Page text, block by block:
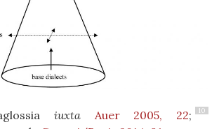
10
iuxta Auer 2005, 22;